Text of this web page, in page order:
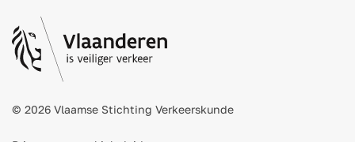
© 2026 Vlaamse Stichting Verkeerskunde